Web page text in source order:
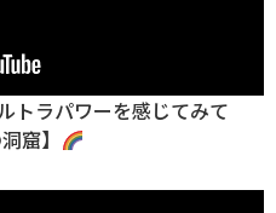
トラパワーを感じてみて
窟】